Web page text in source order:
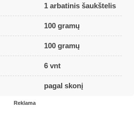
1 arbatinis šaukštelis
100 gramų
100 gramų
6 vnt
pagal skonį
Reklama